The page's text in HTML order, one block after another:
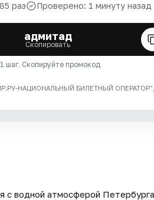
раз Проверено: 1 минуту назад
адмитад
Скопировать
1 шаг. Скопируйте промокод
НАЦИОНАЛЬНЫЙ БИЛЕТНЫЙ ОПЕРАТОР",
с водной атмосферой